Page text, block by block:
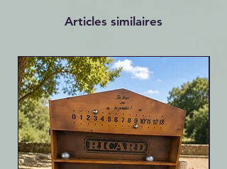
Articles similaires